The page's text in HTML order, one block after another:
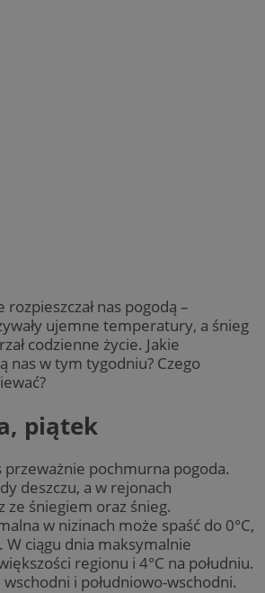
nas pogodą –
ujemne temperatury, a śnieg
codzienne życie. Jakie
nas w tym tygodniu? Czego
piątek
przeważnie pochmurna pogoda.
deszczu, a w rejonach
ze śniegiem oraz śnieg.
w nizinach może spaść do 0°C,
W ciągu dnia maksymalnie
regionu i 4°C na południu.
wschodni i południowo-wschodni.